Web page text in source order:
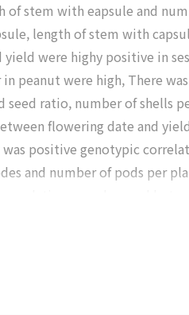
stem with eapsule and
length of stem with
were highy positive in
peanut were high, There
ratio, number of shells
flowering date and
positive genotypic
and number of pods per